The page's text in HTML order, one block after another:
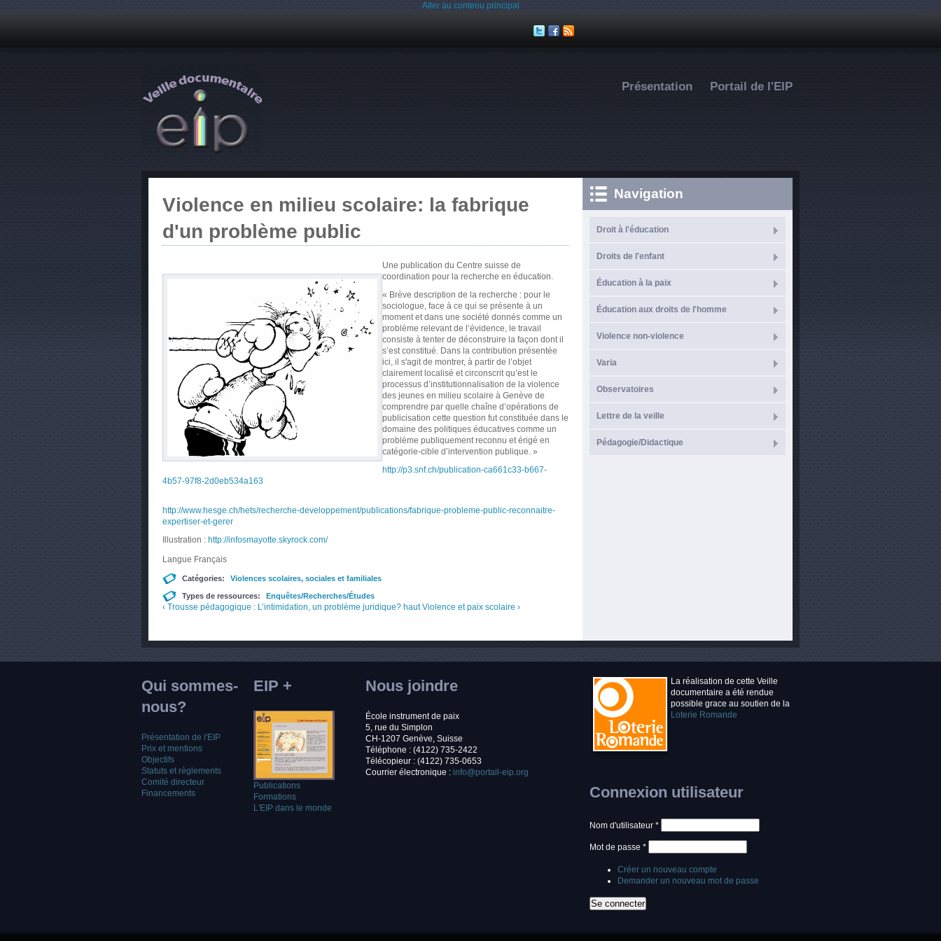
Aller au contenu principal
Présentation Portail de l'EIP
Violence en milieu scolaire: la fabrique
d'un problème public
Une publication du Centre suisse de
coordination pour la recherche en éducation.
« Brève description de la recherche : pour le
sociologue, face à ce qui se présente à un
moment et dans une société donnés comme un
problème relevant de l’évidence, le travail
consiste à tenter de déconstruire la façon dont il
s’est constitué. Dans la contribution présentée
ici, il s'agit de montrer, à partir de l’objet
clairement localisé et circonscrit qu’est le
processus d’institutionnalisation de la violence
des jeunes en milieu scolaire à Genève de
comprendre par quelle chaîne d’opérations de
publicisation cette question fut constituée dans le
domaine des politiques éducatives comme un
problème publiquement reconnu et érigé en
catégorie-cible d’intervention publique. »
http://p3.snf.ch/publication-ca661c33-b667-
4b57-97f8-2d0eb534a163
http://www.hesge.ch/hets/recherche-developpement/publications/fabrique-probleme-public-reconnaitre-
expertiser-et-gerer
Illustration : http://infosmayotte.skyrock.com/
Langue Français
Catégories: Violences scolaires, sociales et familiales
Types de ressources: Enquêtes/Recherches/Études
‹ Trousse pédagogique : L’intimidation, un problème juridique? haut Violence et paix scolaire ›
Navigation
Droit à l'éducation
Droits de l'enfant
Éducation à la paix
Éducation aux droits de l'homme
Violence non-violence
Varia
Observatoires
Lettre de la veille
Pédagogie/Didactique
Qui sommes-
nous?
Présentation de l'EIP
Prix et mentions
Objectifs
Statuts et règlements
Comité directeur
Financements
EIP +
Publications
Formations
L'EIP dans le monde
Nous joindre
École instrument de paix
5, rue du Simplon
CH-1207 Genève, Suisse
Téléphone : (4122) 735-2422
Télécopieur : (4122) 735-0653
Courrier électronique : info@portail-eip.org
La réalisation de cette Veille
documentaire a été rendue
possible grace au soutien de la
Loterie Romande
Connexion utilisateur
Nom d'utilisateur *
Mot de passe *
Créer un nouveau compte
Demander un nouveau mot de passe